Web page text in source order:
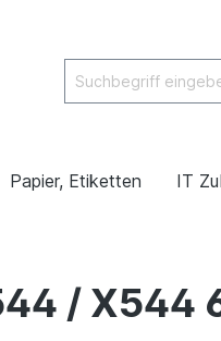
Papier, Etiketten IT
/ X544